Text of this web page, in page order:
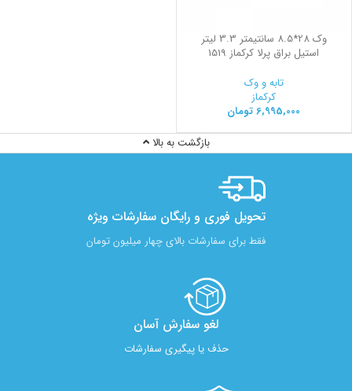
وک 28*8.5 سانتیمتر 3.3 لیتر
استیل براق پرلا کرکماز 1519
تابه و وک
کرکماز
6,995,000 تومان
بازگشت به بالا
تحویل فوری و رایگان سفارشات ویژه
فقط برای سفارشات بالای چهار میلیون تومان
لغو سفارش آسان​
حذف یا پیگیری سفارشات